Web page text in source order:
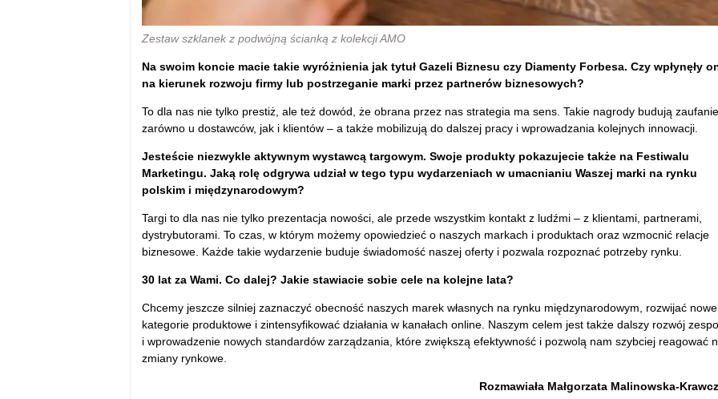
Zestaw szklanek z podwójną ścianką z kolekcji AMO
Na swoim koncie macie takie wyróżnienia jak tytuł Gazeli Biznesu czy Diamenty Forbesa. Czy wpłynęły
na kierunek rozwoju firmy lub postrzeganie marki przez partnerów biznesowych?
To dla nas nie tylko prestiż, ale też dowód, że obrana przez nas strategia ma sens. Takie nagrody budują
zarówno u dostawców, jak i klientów – a także mobilizują do dalszej pracy i wprowadzania kolejnych innowacji.
Jesteście niezwykle aktywnym wystawcą targowym. Swoje produkty pokazujecie także na Festiwalu
Marketingu. Jaką rolę odgrywa udział w tego typu wydarzeniach w umacnianiu Waszej marki na rynku
polskim i międzynarodowym?
Targi to dla nas nie tylko prezentacja nowości, ale przede wszystkim kontakt z ludźmi – z klientami, partnerami,
dystrybutorami. To czas, w którym możemy opowiedzieć o naszych markach i produktach oraz wzmocnić relacje
biznesowe. Każde takie wydarzenie buduje świadomość naszej oferty i pozwala rozpoznać potrzeby rynku.
30 lat za Wami. Co dalej? Jakie stawiacie sobie cele na kolejne lata?
Chcemy jeszcze silniej zaznaczyć obecność naszych marek własnych na rynku międzynarodowym, rozwijać nowe
kategorie produktowe i zintensyfikować działania w kanałach online. Naszym celem jest także dalszy rozwój
i wprowadzenie nowych standardów zarządzania, które zwiększą efektywność i pozwolą nam szybciej reagować
zmiany rynkowe.
Rozmawiała Małgorzata Malinowska-